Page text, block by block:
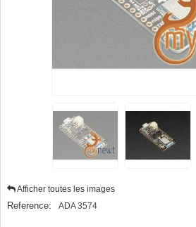
Afficher toutes les images
Reference: ADA 3574